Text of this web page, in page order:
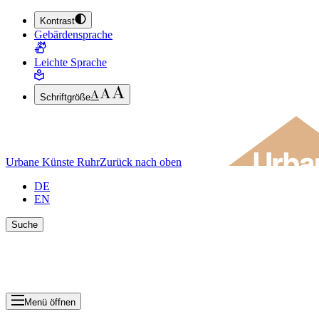
ZUM HAUPTINHALT SPRINGEN (ENTER DRÜCKEN)
ZUM FUSSBEREICH SPRINGEN (ENTER DRÜCKEN)
Kontrast
Gebärdensprache
Leichte Sprache
Schriftgröße
Urbane Künste RuhrZurück nach oben
DE
EN
Suche
Menü öffnen